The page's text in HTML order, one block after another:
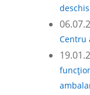
Centru